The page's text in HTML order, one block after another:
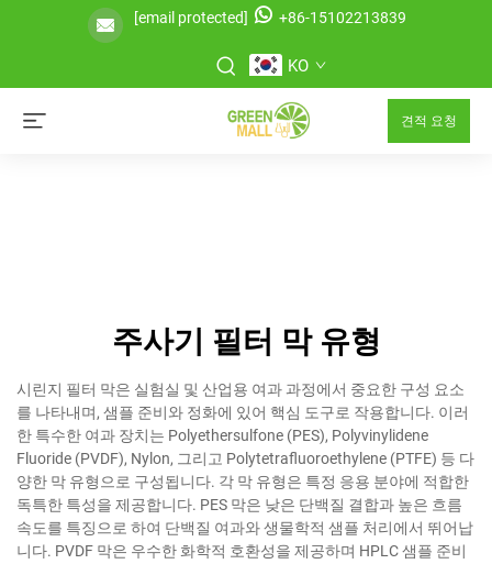
[email protected] +86-15102213839
KO
견적 요청
주사기 필터 막 유형
시린지 필터 막은 실험실 및 산업용 여과 과정에서 중요한 구성 요소
를 나타내며, 샘플 준비와 정화에 있어 핵심 도구로 작용합니다. 이러
한 특수한 여과 장치는 Polyethersulfone (PES), Polyvinylidene
Fluoride (PVDF), Nylon, 그리고 Polytetrafluoroethylene (PTFE) 등 다
양한 막 유형으로 구성됩니다. 각 막 유형은 특정 응용 분야에 적합한
독특한 특성을 제공합니다. PES 막은 낮은 단백질 결합과 높은 흐름
속도를 특징으로 하여 단백질 여과와 생물학적 샘플 처리에서 뛰어납
니다. PVDF 막은 우수한 화학적 호환성을 제공하며 HPLC 샘플 준비